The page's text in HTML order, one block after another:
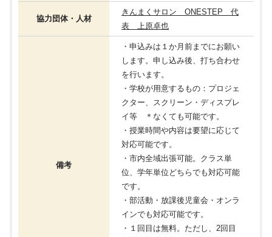
協力団体・人材
きんまくサロン ONESTEP 代
表 上原卓也
備考
・申込みは１か月前までにお願い
します。申し込み後、打ち合わせ
を行います。
・学校が用意するもの：プロジェ
クター、スクリーン・ディスプレ
イ等 ＊なくても可能です。
・授業時間や内容は要望に応じて
対応可能です。
・市内全域出張可能。クラス単
位、学年単位どちらでも対応可能
です。
・部活動・放課後児童会・オンラ
インでも対応可能です。
・１回目は無料。ただし、2回目